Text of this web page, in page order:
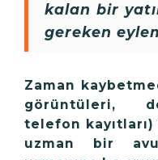
kalan bir
gereken
Zaman
görüntüleri,
telefon
uzman bir